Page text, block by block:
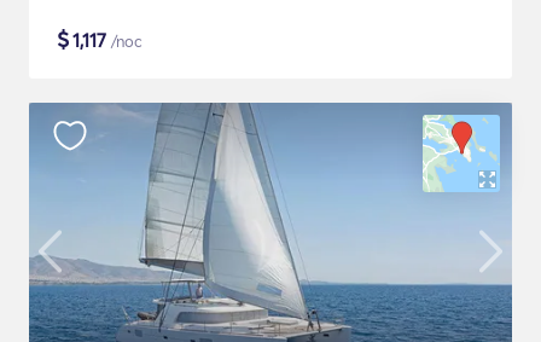
$1,117 /noc